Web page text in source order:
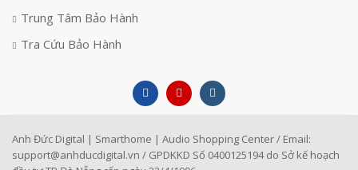
Trung Tâm Bảo Hành
Tra Cứu Bảo Hành
Anh Đức Digital | Smarthome | Audio Shopping Center / Email:
support@anhducdigital.vn / GPDKKD Số 0400125194 do Sở kế hoạch